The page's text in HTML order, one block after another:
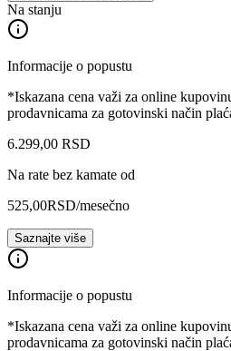
Na stanju
Informacije o popustu
*Iskazana cena važi za online
prodavnicama za gotovinski način
6.299,00 RSD
Na rate bez kamate od
525,00RSD/mesečno
Saznajte više
Informacije o popustu
*Iskazana cena važi za online
prodavnicama za gotovinski način